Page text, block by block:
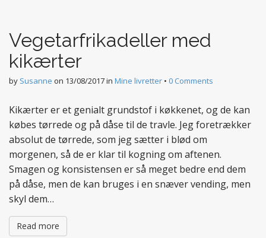
Vegetarfrikadeller med
kikærter
by Susanne on 13/08/2017in Mine livretter • 0 Comments
Kikærter er et genialt grundstof i køkkenet, og de kan
købes tørrede og på dåse til de travle. Jeg foretrækker
absolut de tørrede, som jeg sætter i blød om
morgenen, så de er klar til kogning om aftenen.
Smagen og konsistensen er så meget bedre end dem
på dåse, men de kan bruges i en snæver vending, men
skyl dem…
Read more